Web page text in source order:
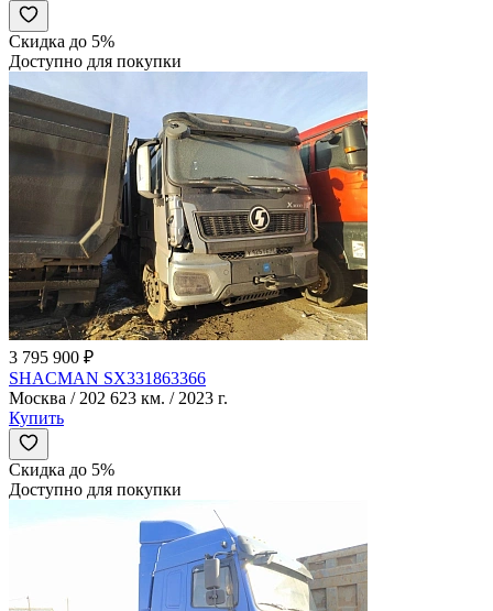
Скидка до 5%
Доступно для покупки
3 795 900 ₽
SHACMAN SX331863366
Москва / 202 623 км. / 2023 г.
Купить
Скидка до 5%
Доступно для покупки